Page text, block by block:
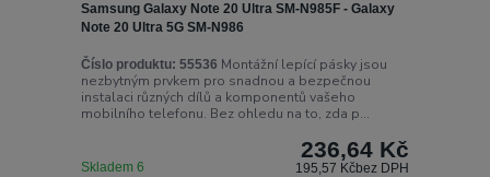
Samsung Galaxy Note 20 Ultra SM-N985F - Galaxy
Note 20 Ultra 5G SM-N986
Číslo produktu: 55536 Montážní lepící pásky jsou
nezbytným prvkem pro snadnou a bezpečnou
instalaci různých dílů a komponentů vašeho
mobilního telefonu. Bez ohledu na to, zda p...
236,64 Kč
195,57 Kčbez DPH
Skladem 6